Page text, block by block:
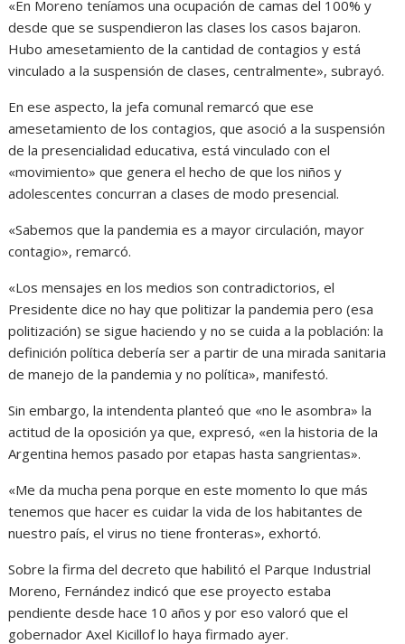
«En Moreno teníamos una ocupación de camas del 100% y
desde que se suspendieron las clases los casos bajaron.
Hubo amesetamiento de la cantidad de contagios y está
vinculado a la suspensión de clases, centralmente», subrayó.
En ese aspecto, la jefa comunal remarcó que ese
amesetamiento de los contagios, que asoció a la suspensión
de la presencialidad educativa, está vinculado con el
«movimiento» que genera el hecho de que los niños y
adolescentes concurran a clases de modo presencial.
«Sabemos que la pandemia es a mayor circulación, mayor
contagio», remarcó.
«Los mensajes en los medios son contradictorios, el
Presidente dice no hay que politizar la pandemia pero (esa
politización) se sigue haciendo y no se cuida a la población: la
definición política debería ser a partir de una mirada sanitaria
de manejo de la pandemia y no política», manifestó.
Sin embargo, la intendenta planteó que «no le asombra» la
actitud de la oposición ya que, expresó, «en la historia de la
Argentina hemos pasado por etapas hasta sangrientas».
«Me da mucha pena porque en este momento lo que más
tenemos que hacer es cuidar la vida de los habitantes de
nuestro país, el virus no tiene fronteras», exhortó.
Sobre la firma del decreto que habilitó el Parque Industrial
Moreno, Fernández indicó que ese proyecto estaba
pendiente desde hace 10 años y por eso valoró que el
gobernador Axel Kicillof lo haya firmado ayer.